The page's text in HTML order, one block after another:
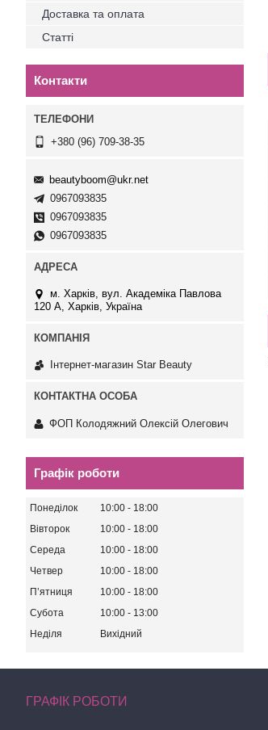
Доставка та оплата
Статті
Контакти
+380 (96) 709-38-35
beautyboom@ukr.net
0967093835
0967093835
0967093835
м. Харків, вул. Академіка Павлова
120 А, Харків, Україна
Інтернет-магазин Star Beauty
ФОП Колодяжний Олексій Олегович
Графік роботи
Понеділок 10:00
18:00
Вівторок
10:00
18:00
Середа
10:00
18:00
Четвер
10:00
18:00
Пʼятниця
10:00
18:00
Субота
10:00
13:00
Неділя
Вихідний
ГРАФІК РОБОТИ